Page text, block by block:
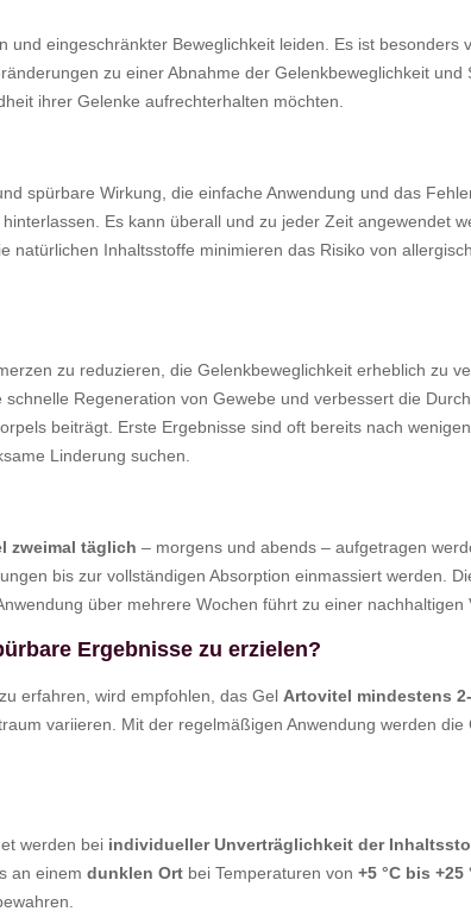
eingeschränkter Beweglichkeit leiden. Es ist besonders
zu einer Abnahme der Gelenkbeweglichkeit
ihrer Gelenke aufrechterhalten möchten.
spürbare Wirkung, die einfache Anwendung und das
Es kann überall und zu jeder Zeit angewendet
natürlichen Inhaltsstoffe minimieren das Risiko von
zu reduzieren, die Gelenkbeweglichkeit erheblich zu
Regeneration von Gewebe und verbessert die
beiträgt. Erste Ergebnisse sind oft bereits nach
Linderung suchen.
zweimal täglich – morgens und abends – aufgetragen
bis zur vollständigen Absorption einmassiert werden.
über mehrere Wochen führt zu einer
Ergebnisse zu erzielen?
erfahren, wird empfohlen, das Gel Artovitel mindestens
variieren. Mit der regelmäßigen Anwendung werden
werden bei individueller Unverträglichkeit der
an einem dunklen Ort bei Temperaturen von +5 °C bis +25